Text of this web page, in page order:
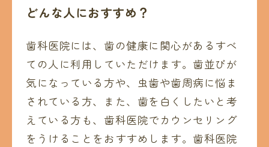
どんな人におすすめ？
歯科医院には、歯の健康に関心があるすべ
ての人に利用していただけます。歯並びが
気になっている方や、虫歯や歯周病に悩ま
されている方、また、歯を白くしたいと考
えている方も、歯科医院でカウンセリング
をうけることをおすすめします。歯科医院